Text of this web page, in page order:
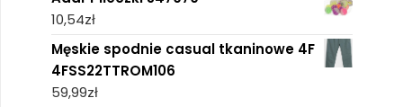
10,54zł
Męskie spodnie casual tkaninowe 4F
4FSS22TTROM106
59,99zł